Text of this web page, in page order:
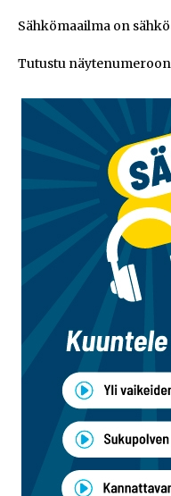
Sähkömaailma on
Tutustu näytenumeroon